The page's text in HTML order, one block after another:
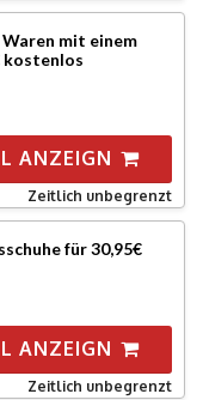
mit einem
ANZEIGN
Zeitlich unbegrenzt
für 30,95€
ANZEIGN
Zeitlich unbegrenzt